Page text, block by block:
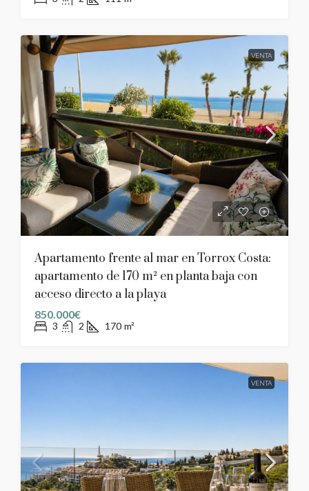
VENTA
Apartamento frente al mar en Torrox Costa:
apartamento de 170 m² en planta baja con
acceso directo a la playa
850.000€
3 2 170 m²
VENTA